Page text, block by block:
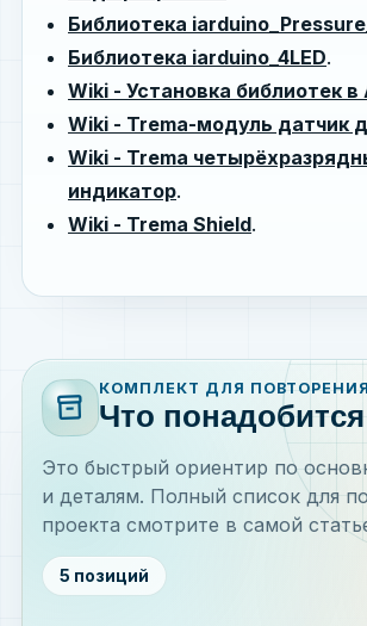
Библиотека
Библиотека iarduino_4LED.
Wiki - Установка библиотек в
Wiki - Trema-модуль датчик
Wiki - Trema
индикатор.
Wiki - Trema Shield.
inventory_2
КОМПЛЕКТ ДЛЯ
Что понадобится
Это быстрый ориентир по
и деталям. Полный список для
проекта смотрите в самой
5 позиций